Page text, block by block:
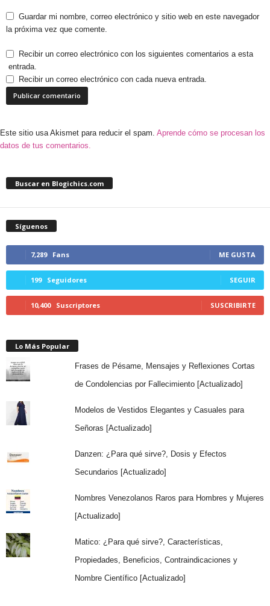
Guardar mi nombre, correo electrónico y sitio web en este navegador
la próxima vez que comente.
Recibir un correo electrónico con los siguientes comentarios a esta
entrada.
Recibir un correo electrónico con cada nueva entrada.
Este sitio usa Akismet para reducir el spam. Aprende cómo se procesan los
datos de tus comentarios.
Buscar en Blogichics.com
Síguenos
7,289 Fans ME GUSTA
199 Seguidores SEGUIR
10,400 Suscriptores SUSCRIBIRTE
Lo Más Popular
Frases de Pésame, Mensajes y Reflexiones Cortas
de Condolencias por Fallecimiento [Actualizado]
Modelos de Vestidos Elegantes y Casuales para
Señoras [Actualizado]
Danzen: ¿Para qué sirve?, Dosis y Efectos
Secundarios [Actualizado]
Nombres Venezolanos Raros para Hombres y Mujeres
[Actualizado]
Matico: ¿Para qué sirve?, Características,
Propiedades, Beneficios, Contraindicaciones y
Nombre Científico [Actualizado]